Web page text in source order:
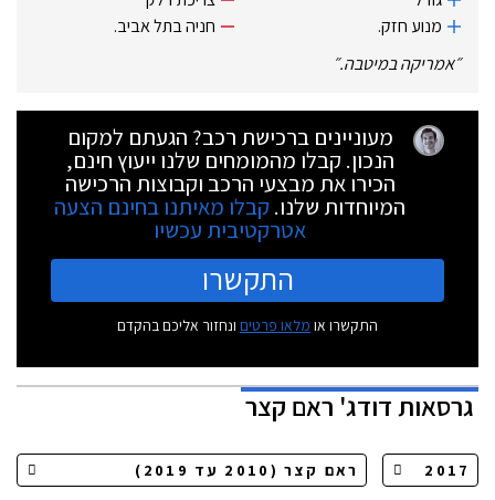
מנוע חזק.
חניה בתל אביב.
״אמריקה במיטבה.״
מעוניינים ברכישת רכב? הגעתם למקום
הנכון. קבלו מהמומחים שלנו ייעוץ חינם,
הכירו את מבצעי הרכב וקבוצות הרכישה
המיוחדות שלנו. קבלו מאיתנו בחינם הצעה
אטרקטיבית עכשיו
התקשרו
התקשרו או מלאו פרטים ונחזור אליכם בהקדם
גרסאותדודג' ראם קצר